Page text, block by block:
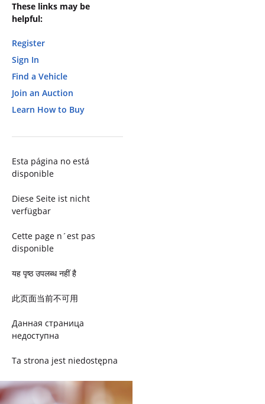
These links may be
helpful:
Register
Sign In
Find a Vehicle
Join an Auction
Learn How to Buy
Esta página no está
disponible
Diese Seite ist nicht
verfügbar
Cette page n´est pas
disponible
यह पृष्ठ उपलब्ध नहीं है
此页面当前不可用
Данная страница
недоступна
Ta strona jest niedostępna
Trang này không có